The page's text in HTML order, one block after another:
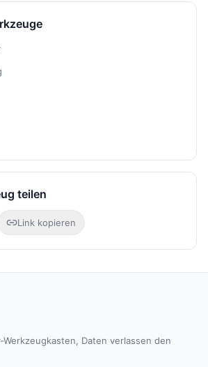
teilen
Link kopieren
Daten verlassen den